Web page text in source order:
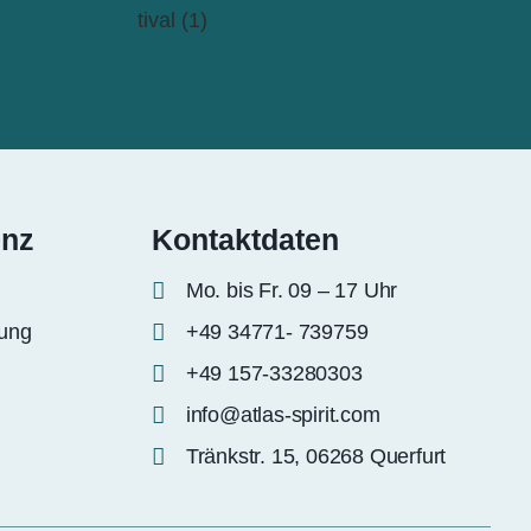
Kontaktdaten
Mo. bis Fr. 09 – 17 Uhr
+49 34771- 739759
+49 157-33280303
info@atlas-spirit.com
Tränkstr. 15, 06268 Querfurt